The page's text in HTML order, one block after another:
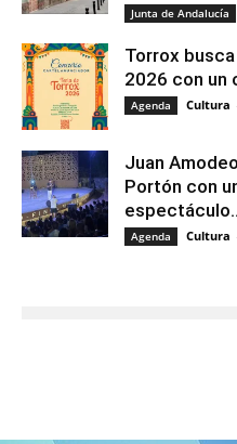
Junta de Andalucía
Torrox
2026 con un
Agenda Cultura
Juan
Portón con
Agenda Cultura